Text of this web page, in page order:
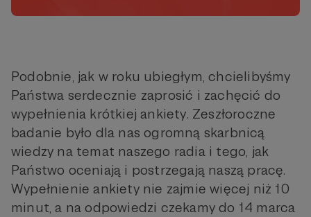
Podobnie, jak w roku ubiegłym, chcielibyśmy
Państwa serdecznie zaprosić i zachęcić do
wypełnienia krótkiej ankiety. Zeszłoroczne
badanie było dla nas ogromną skarbnicą
wiedzy na temat naszego radia i tego, jak
Państwo oceniają i postrzegają naszą pracę.
Wypełnienie ankiety nie zajmie więcej niż 10
minut, a na odpowiedzi czekamy do 14 marca